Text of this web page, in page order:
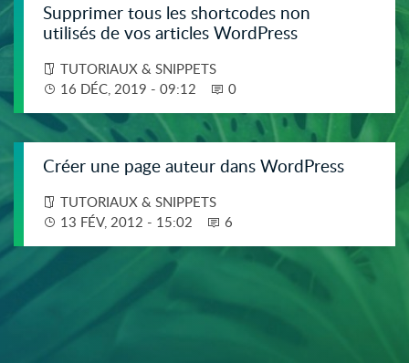
Supprimer tous les shortcodes non
utilisés de vos articles WordPress
TUTORIAUX & SNIPPETS
16 DÉC, 2019 - 09:12
0
Créer une page auteur dans WordPress
TUTORIAUX & SNIPPETS
13 FÉV, 2012 - 15:02
6